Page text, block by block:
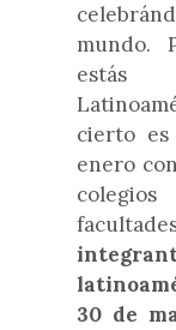
mundo.
estás
cierto
enero
30 de